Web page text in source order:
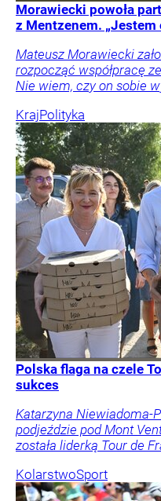
Morawiecki powoła
z Mentzenem. „Jestem
Mateusz Morawiecki
rozpocząć współpracę
Nie wiem, czy on sobie
KrajPolityka
Polska flaga na czele
sukces
Katarzyna Niewiadoma-
podjeździe pod Mont
została liderką Tour de
KolarstwoSport